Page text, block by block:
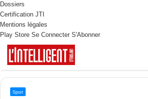
Dossiers
Certification JTI
Mentions légales
Play Store Se Connecter S'Abonner
Sport